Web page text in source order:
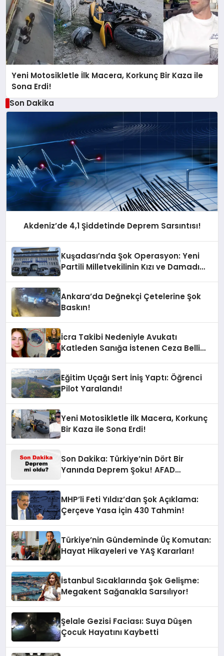
Yeni Motosikletle İlk Macera, Korkunç Bir Kaza ile
Sona Erdi!
Son Dakika
Akdeniz’de 4,1 Şiddetinde Deprem Sarsıntısı!
Kuşadası’nda Şok Operasyon: Yeni
Partili Milletvekilinin Kızı ve Damadı
Ankara’da Değnekçi Çetelerine Şok
Baskın!
İcra Takibi Nedeniyle Avukatı
Katleden Sanığa İstenen Ceza Belli
Eğitim Uçağı Sert İniş Yaptı: Öğrenci
Pilot Yaralandı!
Yeni Motosikletle İlk Macera, Korkunç
Bir Kaza ile Sona Erdi!
Son Dakika: Türkiye’nin Dört Bir
Yanında Deprem Şoku! AFAD
MHP’li Feti Yıldız’dan Şok Açıklama:
Çerçeve Yasa İçin 430 Tahmin!
Türkiye’nin Gündeminde Üç Komutan:
Hayat Hikayeleri ve YAŞ Kararları!
İstanbul Sıcaklarında Şok Gelişme:
Megakent Sağanakla Sarsılıyor!
Şelale Gezisi Faciası: Suya Düşen
Çocuk Hayatını Kaybetti